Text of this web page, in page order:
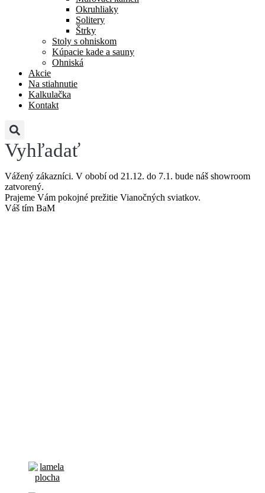
Okruhliaky
Solitery
Štrky
Stoly s ohniskom
Kúpacie kade a sauny
Ohniská
Akcie
Na stiahnutie
Kalkulačka
Kontakt
Vyhľadať
Vážený zákazníci. V obobí od 21.12. do 7.1. bude náš showroom
zatvorený.
Prajeme Vám pokojné prežitie Vianočných sviatkov.
Váš tím BaM